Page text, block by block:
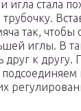
игла стала
трубочку.
так,
иглы. В
к другу.